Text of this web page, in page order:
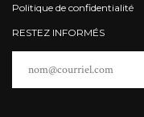
Politique de confidentialité
RESTEZ INFORMÉS